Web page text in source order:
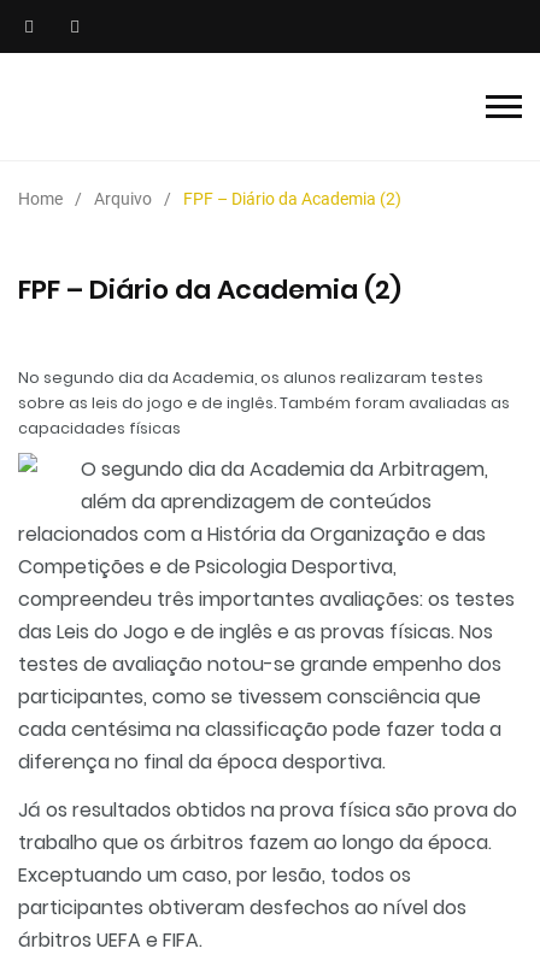
Home Arquivo FPF – Diário da Academia (2)
FPF – Diário da Academia (2)
No segundo dia da Academia, os alunos realizaram testes
sobre as leis do jogo e de inglês. Também foram avaliadas as
capacidades físicas
O segundo dia da Academia da Arbitragem,
além da aprendizagem de conteúdos
relacionados com a História da Organização e das
Competições e de Psicologia Desportiva,
compreendeu três importantes avaliações: os testes
das Leis do Jogo e de inglês e as provas físicas. Nos
testes de avaliação notou-se grande empenho dos
participantes, como se tivessem consciência que
cada centésima na classificação pode fazer toda a
diferença no final da época desportiva.
Já os resultados obtidos na prova física são prova do
trabalho que os árbitros fazem ao longo da época.
Exceptuando um caso, por lesão, todos os
participantes obtiveram desfechos ao nível dos
árbitros UEFA e FIFA.